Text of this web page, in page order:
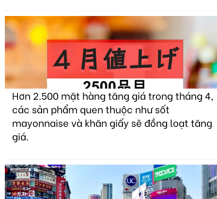
Hơn 2.500 mặt hàng tăng giá trong tháng 4,
các sản phẩm quen thuộc như sốt
mayonnaise và khăn giấy sẽ đồng loạt tăng
giá.